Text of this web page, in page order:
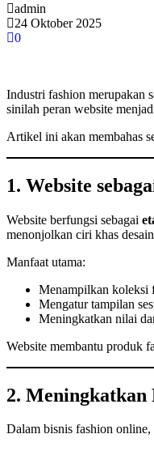
admin
24 Oktober 2025
0
Industri fashion merupakan
sinilah peran website
Artikel ini akan membahas
1. Website
Website berfungsi sebagai
menonjolkan ciri khas
Manfaat utama:
Menampilkan koleksi
Mengatur tampilan
Meningkatkan nilai
Website membantu produk
2. Meningkatkan
Dalam bisnis fashion